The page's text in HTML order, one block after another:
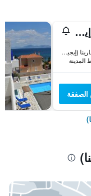
إستديوهات إيري
Agia Marina, أجيا مارينا (إيجينا), اليونان